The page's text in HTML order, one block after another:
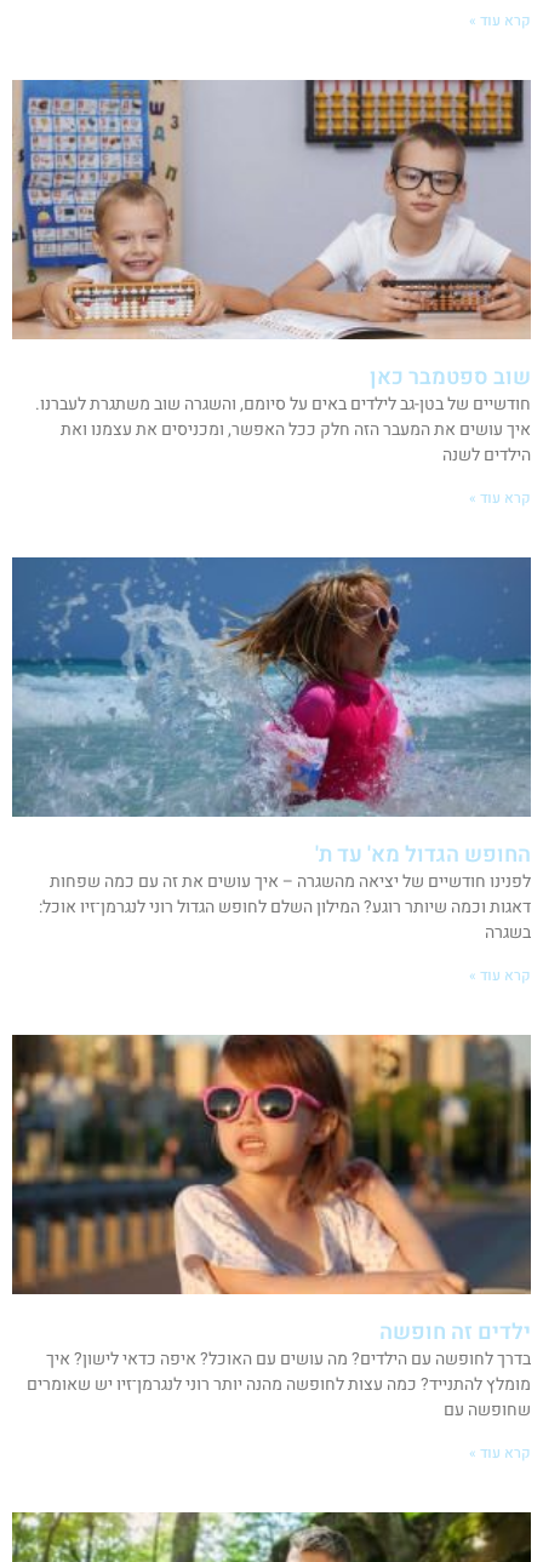
קרא עוד »
שוב ספטמבר כאן
חודשיים של בטן-גב לילדים באים על סיומם, והשגרה שוב משתגרת לעברנו.
איך עושים את המעבר הזה חלק ככל האפשר, ומכניסים את עצמנו ואת
הילדים לשנה
קרא עוד »
החופש הגדול מא' עד ת'
לפנינו חודשיים של יציאה מהשגרה – איך עושים את זה עם כמה שפחות
דאגות וכמה שיותר רוגע? המילון השלם לחופש הגדול רוני לנגרמן־זיו אוכל:
בשגרה
קרא עוד »
ילדים זה חופשה
בדרך לחופשה עם הילדים? מה עושים עם האוכל? איפה כדאי לישון? איך
מומלץ להתנייד? כמה עצות לחופשה מהנה יותר רוני לנגרמן־זיו יש שאומרים
שחופשה עם
קרא עוד »